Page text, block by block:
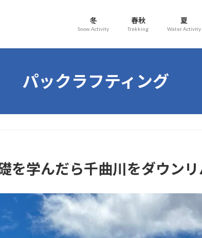
冬
Snow Activity
春秋
Trekking
夏
Water Activity
パックラフティング
を学んだら千曲川をダウンリ